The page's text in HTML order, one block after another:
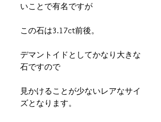
いことで有名ですが
この石は3.17ct前後。
デマントイドとしてかなり大きな
石ですので
見かけることが少ないレアなサイ
ズとなります。